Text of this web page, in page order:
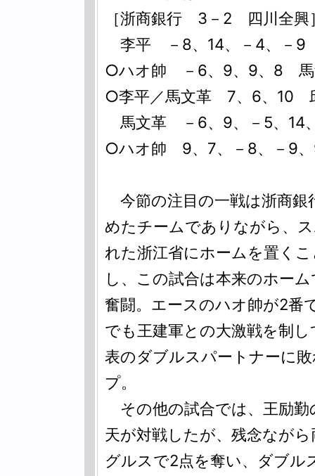
［浙商銀行 3－2 四川全興
李平 －8、14、－4、－
○ハオ帥 －6、9、9、8 馬
○李平／馬文革 7、6、10
馬文革 －6、9、－5、
○ハオ帥 9、7、－8、－9
今節の注目の一戦は浙商銀
めたチームでありながら、
れた浙江省にホームを置く
し、この試合は本来のホー
奮闘。エースのハオ帥が2番
でも王建軍との大激戦を制
表のダブルスパートナーに
プ。
その他の試合では、王励勤
天が対戦したが、残念なが
グルスで2点を奪い、ダブル